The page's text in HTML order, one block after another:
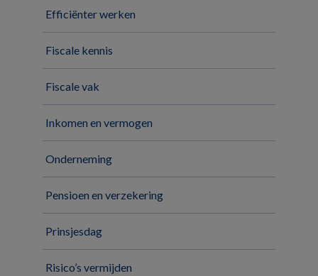
Efficiënter werken
Fiscale kennis
Fiscale vak
Inkomen en vermogen
Onderneming
Pensioen en verzekering
Prinsjesdag
Risico’s vermijden